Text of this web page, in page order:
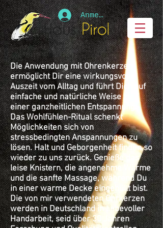
Anmelden
Die Anwendung mit Ohrenkerzen
ermöglicht Dir eine wirkungsvolle
Auszeit vom Alltag und führt Dich auf
einfache und natürliche Weise zu
einer ganzheitlichen Entspannung.
Das Wohlfühlen-Ritual schenkt
Möglichkeiten sich von
stressbedingten Anspannungen zu
lösen. Halt und Geborgenheit finden so
wieder zu uns zurück. Genieße das
leise Knistern, die angenehme Wärme
und die sanfte Massage, während Du
in einer warme Decke eingehüllt bist.
Die von mir verwendeten Ohrkerzen
werden in Deutschland in liebevoller
Handarbeit, seid über 30 Jahren